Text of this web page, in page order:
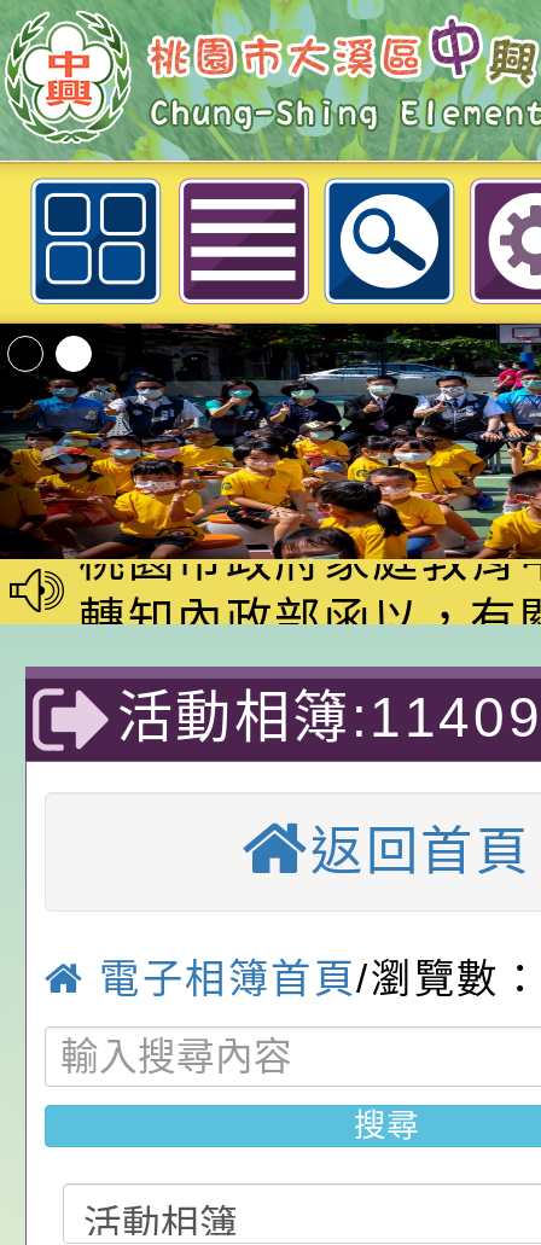
1140911防災預演
「2026桃園市孔廟
動—儒門初開 智慧
桃園市政府家庭教育
家8月課程資訊」、
電影營」、「祖孫樂
「愛『原原』不絕-
樂會」、「邁向下一
列講座及成長團體
轉知內政部函以，有
員會函釋公務員留職
赴陸應申請許可一案
中興國民小學115學
期第1次第7-9招代課
甄選公告
本校「115學年度國
校課程計畫」核定一
轉知教育部國民及學
辦理「115年度教育
前教育署辦理性別平
置課程與教學人才庫
畫」一案， 請教師
請，請查照。
公告:桃園市政府腸
施問答集
轉知:桃園市交通局
減碳存摺2.0」全民
桃園市政府家庭教育
年度祖孫樂淘桃－祖
祝活動」海報電子檔
位協助鼓勵所屬同仁
關（構）、學校、民
轉知有關銓敘部建置
員退休所得重審後實
算器」，公立學校退
亦可利用
「2026桃園市孔廟
動—儒門初開 智慧
桃園市政府家庭教育
家8月課程資訊」、
轉知內政部函以，有
活動相簿
預演-優質教
返回首頁
電子相簿首頁/瀏覽數
搜尋